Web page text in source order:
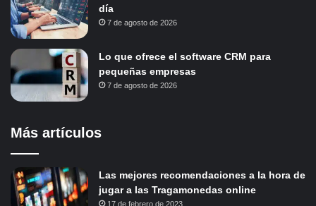
día
7 de agosto de 2026
Lo que ofrece el software CRM para
pequeñas empresas
7 de agosto de 2026
Más artículos
Las mejores recomendaciones a la hora de
jugar a las Tragamonedas online
17 de febrero de 2023